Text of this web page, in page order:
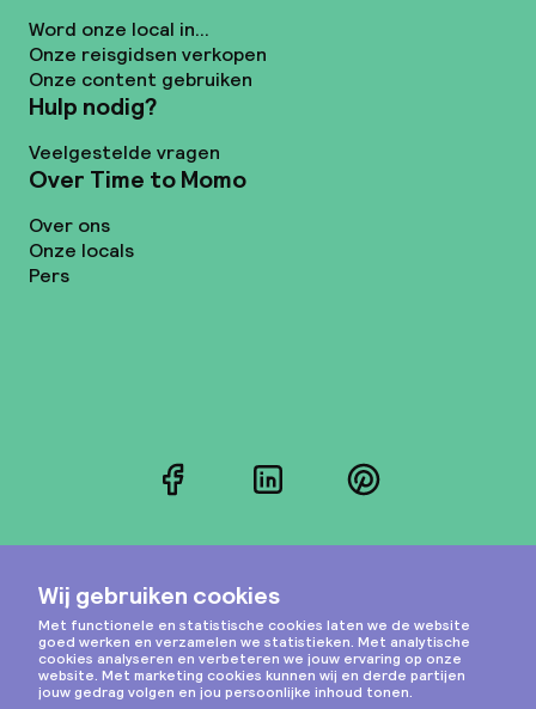
Word onze local in...
Onze reisgidsen verkopen
Onze content gebruiken
Hulp nodig?
Veelgestelde vragen
Over Time to Momo
Over ons
Onze locals
Pers
FacebookLinkedInPinterest
Instagram